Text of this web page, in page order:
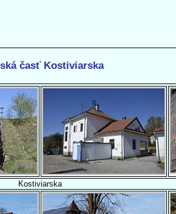
časť Kostiviarska
Kostiviarska